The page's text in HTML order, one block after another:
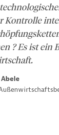
Kontrolle
? Es ist ein